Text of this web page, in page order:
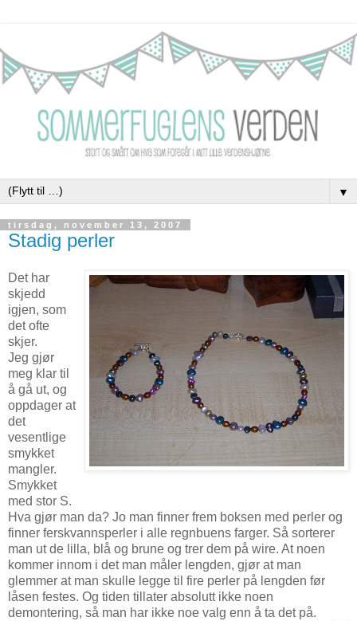
▼
tirsdag, november 13, 2007
Stadig perler
Det har
skjedd
igjen, som
det ofte
skjer.
Jeg gjør
meg klar til
å gå ut, og
oppdager at
det
vesentlige
smykket
mangler.
Smykket
med stor S.
Hva gjør man da? Jo man finner frem boksen med perler og
finner ferskvannsperler i alle regnbuens farger. Så sorterer
man ut de lilla, blå og brune og trer dem på wire. At noen
kommer innom i det man måler lengden, gjør at man
glemmer at man skulle legge til fire perler på lengden før
låsen festes. Og tiden tillater absolutt ikke noen
demontering, så man har ikke noe valg enn å ta det på.